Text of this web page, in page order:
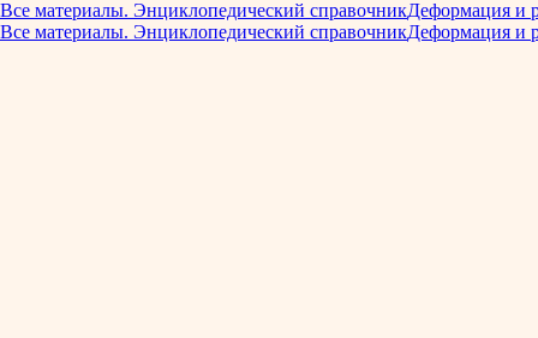
Все материалы. Энциклопедический справочникДеформация и
Все материалы. Энциклопедический справочникДеформация и